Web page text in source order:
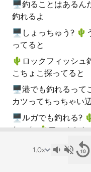
🖥釣ることはあるん
釣れるよ
🖥しょっちゅう? 🌵️
ってると
🌵️ロックフィッシュ
こちょこ探ってると
🖥港でも釣れるって
カツってちっちゃい
🖥ルガでも釣れる?
たいな 🌵️ワームとか
🖥確かに水深数メー
に進化している 🌵️こ